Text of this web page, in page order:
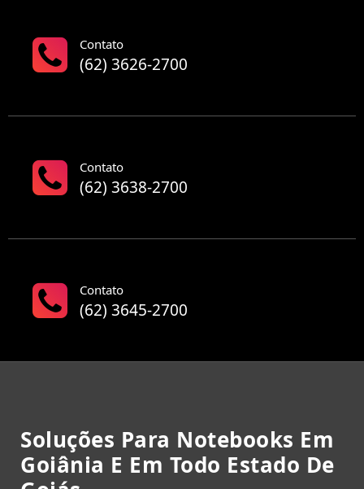
Contato
(62) 3626-2700
Contato
(62) 3638-2700
Contato
(62) 3645-2700
Soluções Para Notebooks Em
Goiânia E Em Todo Estado De